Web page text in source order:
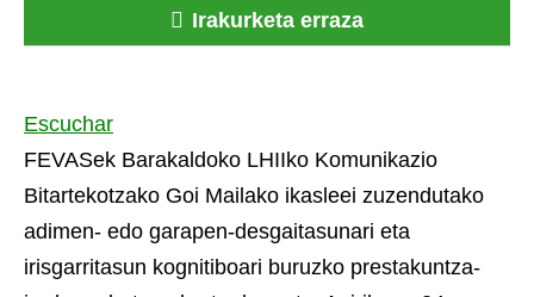
Irakurketa erraza
Escuchar
FEVASek Barakaldoko LHIIko Komunikazio
Bitartekotzako Goi Mailako ikasleei zuzendutako
adimen- edo garapen-desgaitasunari eta
irisgarritasun kognitiboari buruzko prestakuntza-